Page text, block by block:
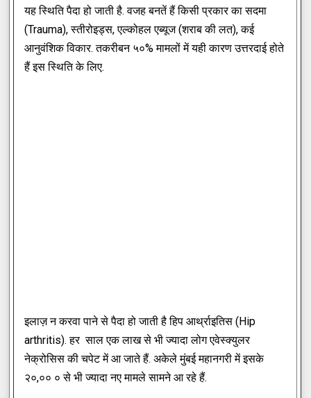
यह स्थिति पैदा हो जाती है. वजह बनतें हैं किसी प्रकार का सदमा
(Trauma), स्तीरोइड्स, एल्कोहल एब्यूज (शराब की लत), कई
आनुवंशिक विकार. तकरीबन ५०% मामलों में यही कारण उत्तरदाई होते
हैं इस स्थिति के लिए.
इलाज़ न करवा पाने से पैदा हो जाती है हिप आर्थ्राइतिस (Hip
arthritis). हर साल एक लाख से भी ज्यादा लोग एवेस्क्युलर
नेक्रोसिस की चपेट में आ जाते हैं. अकेले मुंबई महानगरी में इसके
२०,०० ० से भी ज्यादा नए मामले सामने आ रहे हैं.